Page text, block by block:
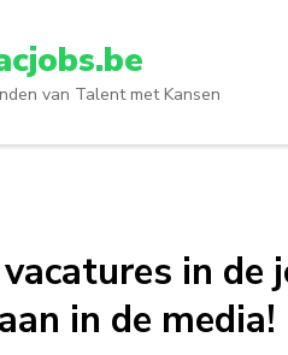
van Talent met Kansen
in
in de media!